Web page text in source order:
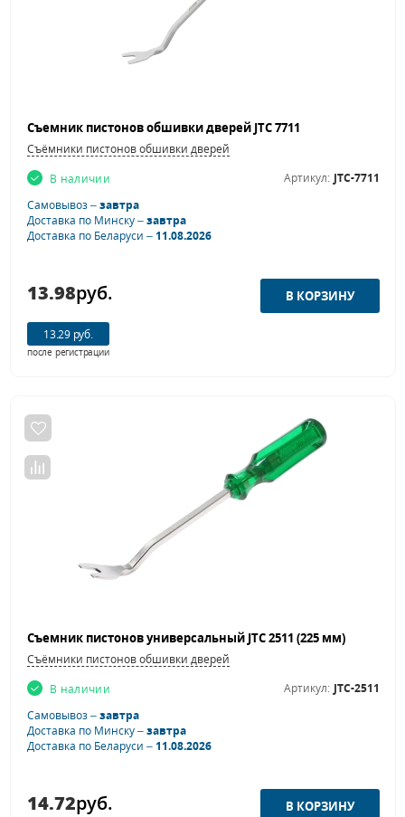
Съемник пистонов обшивки дверей JTC 7711
Съёмники пистонов обшивки дверей
В наличии
Артикул: JTC-7711
Самовывоз –завтра
Доставка по Минску –завтра
Доставка по Беларуси –11.08.2026
13.98руб.
13.29 руб.
после регистрации
Съемник пистонов универсальный JTC 2511 (225 мм)
Съёмники пистонов обшивки дверей
В наличии
Артикул: JTC-2511
Самовывоз –завтра
Доставка по Минску –завтра
Доставка по Беларуси –11.08.2026
14.72руб.